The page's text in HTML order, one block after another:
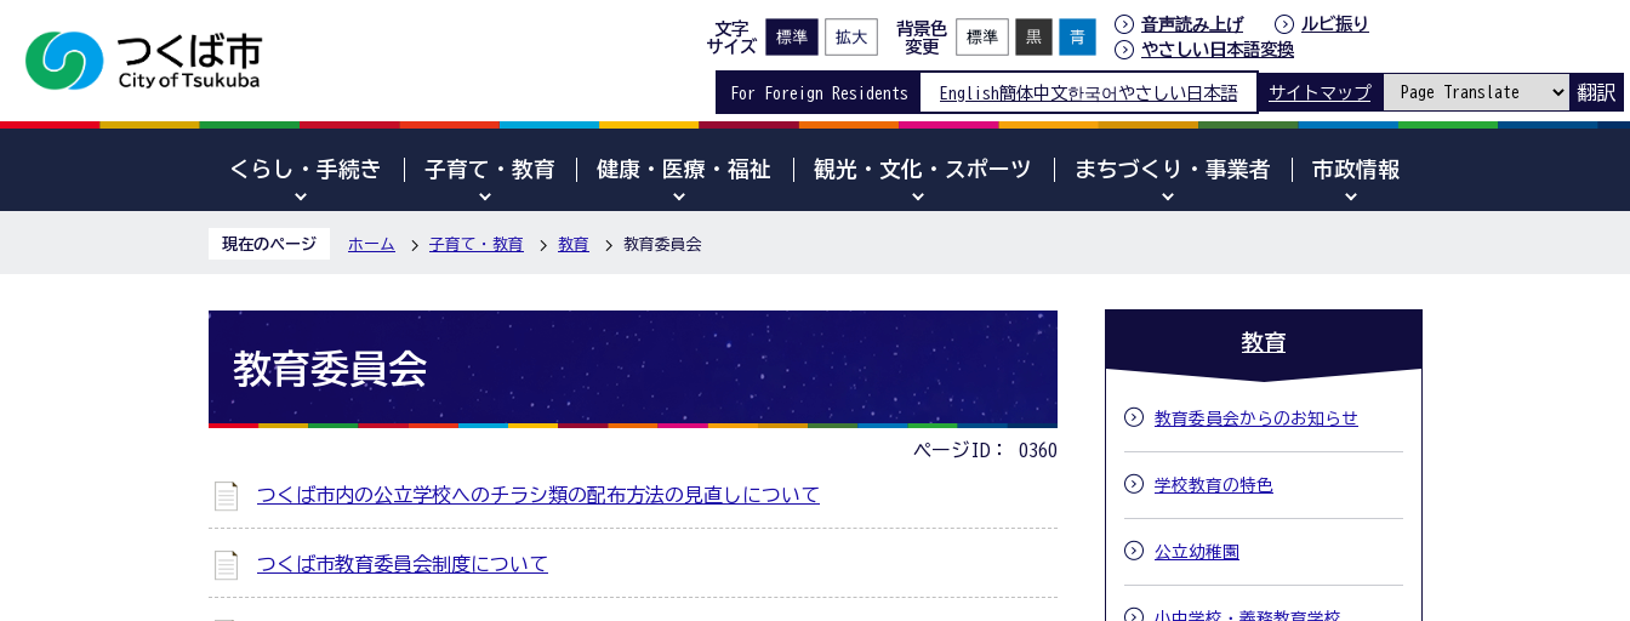
文字
サイズ
背景色
変更
音声読み上げ
ルビ振り
やさしい日本語変換
For Foreign Residents English簡体中文한국어 やさしい日本語 サイトマップ 翻訳
くらし・手続き 子育て・教育 健康・医療・福祉 観光・文化・スポーツ まちづくり・事業者 市政情報
現在のページ ホーム 子育て・教育 教育 教育委員会
教育委員会
ページID： 0360
つくば市内の公立学校へのチラシ類の配布方法の見直しについて
つくば市教育委員会制度について
教育
教育委員会からのお知らせ
学校教育の特色
公立幼稚園